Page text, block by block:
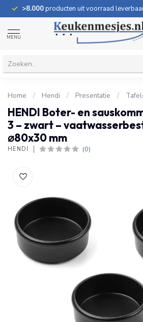
>8.000producten uit voorraad
MENU
Home / Hendi / Presentatie /
HENDI Boter- en
3 – zwart –
⌀80x30 mm
HENDI (0)